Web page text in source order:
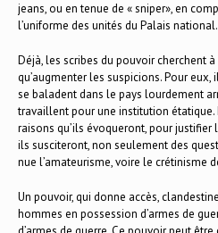
jeans, ou en tenue de « sniper», en
l’uniforme des unités du Palais national.
Déjà, les scribes du pouvoir cherchent
qu’augmenter les suspicions. Pour
se baladent dans le pays lourdement
travaillent pour une institution étatique.
raisons qu’ils évoqueront, pour
ils susciteront, non seulement des
nue l’amateurisme, voire le crétinisme
Un pouvoir, qui donne accès,
hommes en possession d’armes de